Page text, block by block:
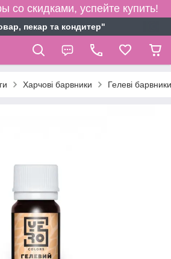
со скидками, успейте купить!
пекар та кондитер"
Харчові барвники Гелеві